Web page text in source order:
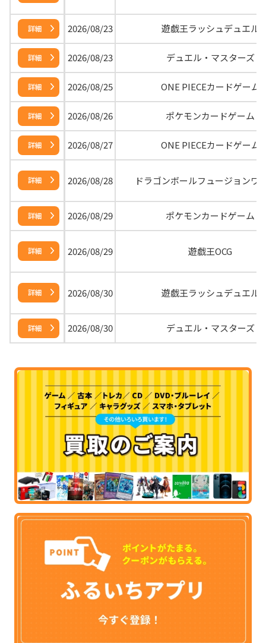
詳細 2026/08/23 遊戯王ラッシュデュエル
詳細 2026/08/23 デュエル・マスターズ
詳細 2026/08/25 ONE PIECEカードゲーム
詳細 2026/08/26 ポケモンカードゲーム
詳細 2026/08/27 ONE PIECEカードゲーム
詳細 2026/08/28 ドラゴンボールフュージョンワ
詳細 2026/08/29 ポケモンカードゲーム
詳細 2026/08/29 遊戯王OCG
詳細 2026/08/30 遊戯王ラッシュデュエル
詳細 2026/08/30 デュエル・マスターズ